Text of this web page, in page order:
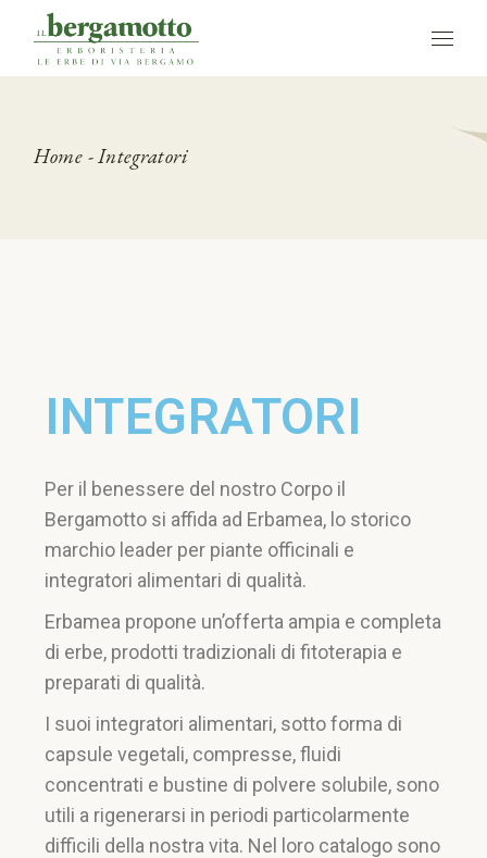
Home Integratori
INTEGRATORI
Per il benessere del nostro Corpo il
Bergamotto si affida ad Erbamea, lo storico
marchio leader per piante officinali e
integratori alimentari di qualità.
Erbamea propone un’offerta ampia e completa
di erbe, prodotti tradizionali di fitoterapia e
preparati di qualità.
I suoi integratori alimentari, sotto forma di
capsule vegetali, compresse, fluidi
concentrati e bustine di polvere solubile, sono
utili a rigenerarsi in periodi particolarmente
difficili della nostra vita. Nel loro catalogo sono